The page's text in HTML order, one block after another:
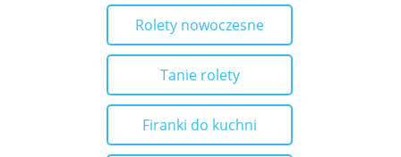
Rolety nowoczesne
Tanie rolety
Firanki do kuchni